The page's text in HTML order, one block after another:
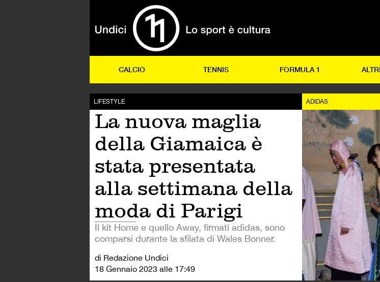
CALCIO TENNIS FORMULA 1
LIFESTYLE
La nuova maglia
della Giamaica è
stata presentata
alla settimana della
moda di Parigi
Il kit Home e quello Away, firmati adidas, sono
comparsi durante la sfilata di Wales Bonner.
di Redazione Undici
18 Gennaio 2023 alle 17:49
ADIDAS